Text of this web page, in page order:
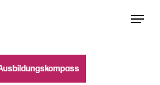
Menu